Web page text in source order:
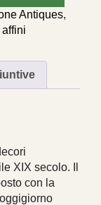
Antiques,
XIX secolo. Il
con la